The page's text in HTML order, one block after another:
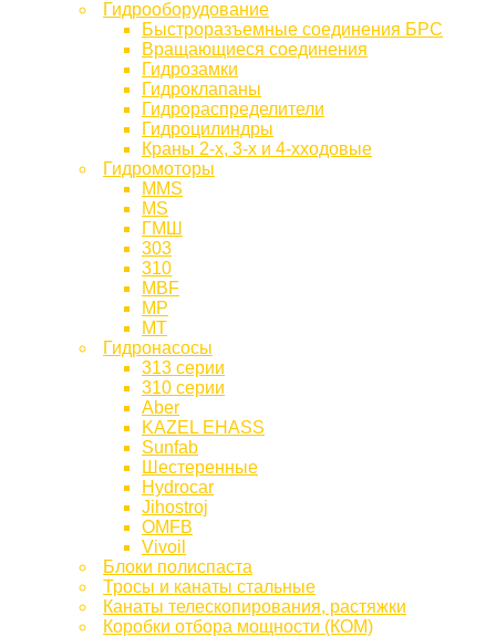
Гидрооборудование
Быстроразъемные соединения БРС
Вращающиеся соединения
Гидрозамки
Гидроклапаны
Гидрораспределители
Гидроцилиндры
Краны 2-х, 3-х и 4-хходовые
Гидромоторы
MMS
MS
ГМШ
303
310
MBF
МР
МТ
Гидронасосы
313 серии
310 серии
Aber
KAZEL EHASS
Sunfab
Шестеренные
Hydrocar
Jihostroj
OMFB
Vivoil
Блоки полиспаста
Тросы и канаты стальные
Канаты телескопирования, растяжки
Коробки отбора мощности (КОМ)